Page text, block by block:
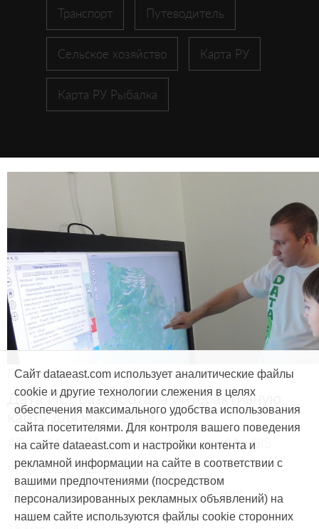
Транспорт Путеводитель
Сельское хозяйство Карта РУ
Карта РУ Рыбалка
Продукты и услуги
Дата Ист разработала интерактивную
карту для краеведов
#CarryMap #Интерактивная карта #ArcGIS
#Природа #Дети #География
#Мобильная карта #Веб-приложение
Сайт dataeast.com использует аналитические файлы
cookie и другие технологии слежения в целях
обеспечения максимального удобства использования
сайта посетителями. Для контроля вашего поведения
на сайте dataeast.com и настройки контента и
рекламной информации на сайте в соответствии с
вашими предпочтениями (посредством
персонализированных рекламных объявлений) на
нашем сайте используются файлы cookie сторонних